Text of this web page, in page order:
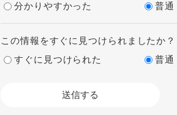
分かりやすかった
普通
この情報をすぐに見つけられましたか？
すぐに見つけられた
普通